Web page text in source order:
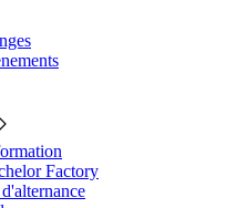
Factory